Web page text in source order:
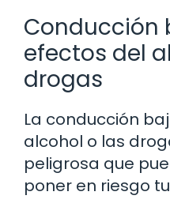
Conducción
efectos del
drogas
La conducción
alcohol o las
peligrosa que
poner en riesgo